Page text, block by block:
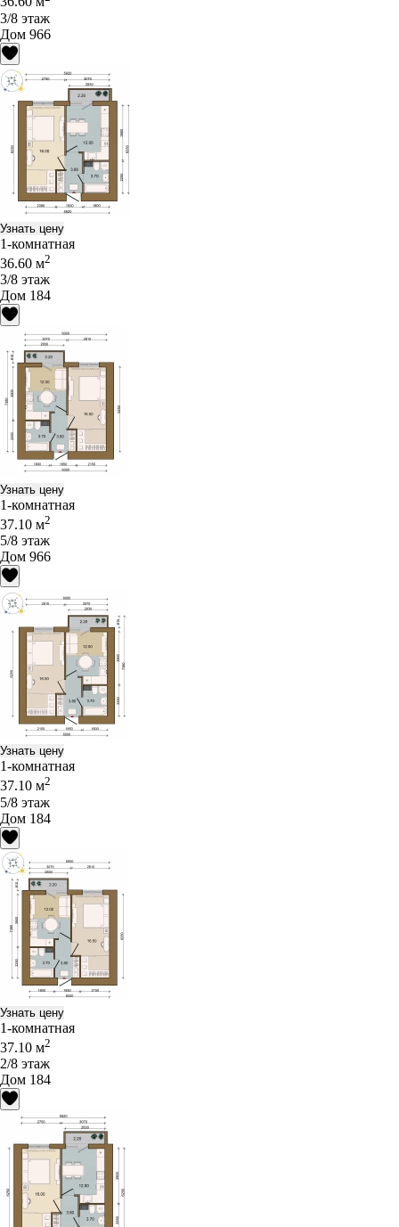
3/8 этаж
Дом 966
Узнать цену
1-комнатная
36.60 м2
3/8 этаж
Дом 184
Узнать цену
1-комнатная
37.10 м2
5/8 этаж
Дом 966
Узнать цену
1-комнатная
37.10 м2
5/8 этаж
Дом 184
Узнать цену
1-комнатная
37.10 м2
2/8 этаж
Дом 184